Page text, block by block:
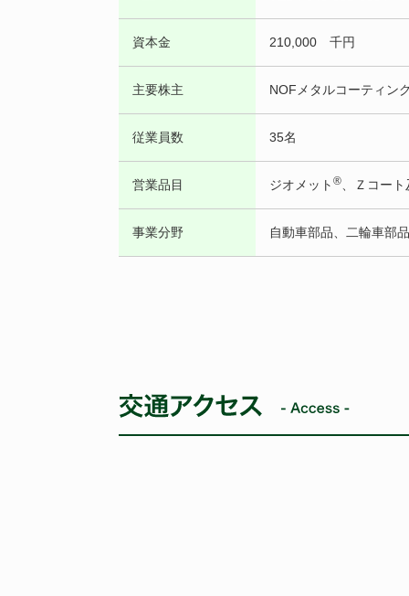
資本金 210,000 千円
主要株主 NOFメタルコーティン
従業員数 35名
営業品目 ジオメット ® 、Ｚコー
事業分野 自動車部品、二輪車部